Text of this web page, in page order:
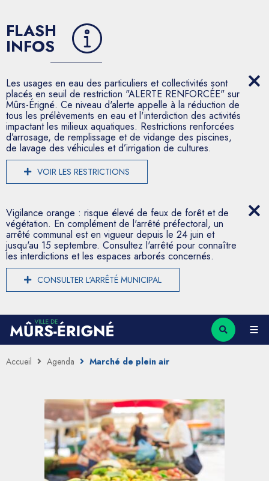
FLASH
INFOS
Les usages en eau des particuliers et collectivités sont
placés en seuil de restriction "ALERTE RENFORCÉE" sur
Mûrs-Érigné. Ce niveau d'alerte appelle à la réduction de
tous les prélèvements en eau et l'interdiction des activités
impactant les milieux aquatiques. Restrictions renforcées
d’arrosage, de remplissage et de vidange des piscines,
de lavage des véhicules et d’irrigation de cultures.
VOIR LES RESTRICTIONS
Vigilance orange : risque élevé de feux de forêt et de
végétation. En complément de l'arrêté préfectoral, un
arrêté communal est en vigueur depuis le 24 juin et
jusqu'au 15 septembre. Consultez l'arrêté pour connaître
les interdictions et les espaces arborés concernés.
CONSULTER L'ARRÊTÉ MUNICIPAL
Accueil Agenda Marché de plein air